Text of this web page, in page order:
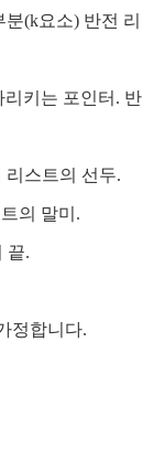
(k요소) 반전 리
리키는 포인터. 반
리스트의 선두.
의 말미.
끝.
정합니다.